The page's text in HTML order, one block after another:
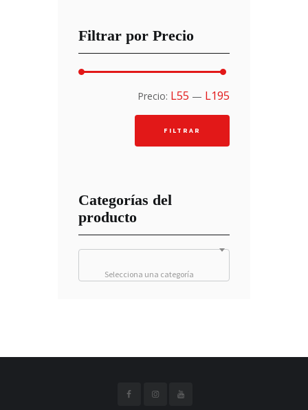
Filtrar por Precio
mínimo
máximo
FILTRAR
Precio: L55 — L195
Categorías del
producto
Selecciona una categoría